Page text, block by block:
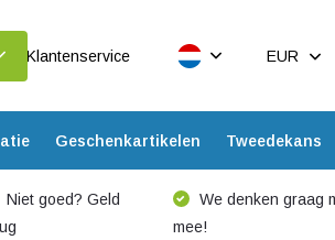
Klantenservice EUR
Geschenkartikelen Tweedekans
Niet goed? Geld
We denken graag
mee!